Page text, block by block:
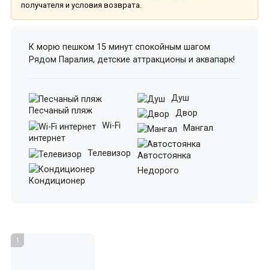
получателя и условия возврата.
К морю пешком 15 минут спокойным шагом
Рядом Паралия, детские аттракционы и аквапарк!
Песчаный пляж
Wi-Fi
интернет
Телевизор
Кондиционер
Душ
Двор
Мангал
Автостоянка
Недорого
1